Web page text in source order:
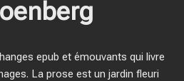
epub et émouvants qui livre
La prose est un jardin fleuri